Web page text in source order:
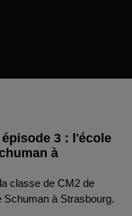
épisode 3 : l'école
à
classe de CM2 de
Schuman à Strasbourg.